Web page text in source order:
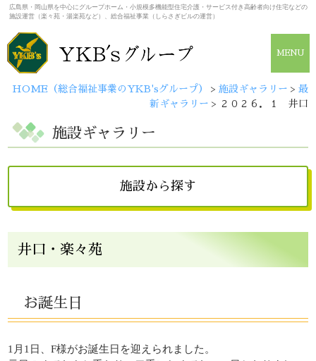
広島県・岡山県を中心にグループホーム・小規模多機能型住宅介護・サービス付き高齢者向け住宅などの
施設運営（楽々苑・湯楽苑など）、総合福祉事業（しらさぎビルの運営）
MENU
HOME（総合福祉事業のYKB'sグループ） > 施設ギャラリー > 最
新ギャラリー > ２０２６．１ 井口
施設ギャラリー
施設から探す
広島県
広島・湯楽苑
井口・楽々苑
お誕生日
1月1日、F様がお誕生日を迎えられました。